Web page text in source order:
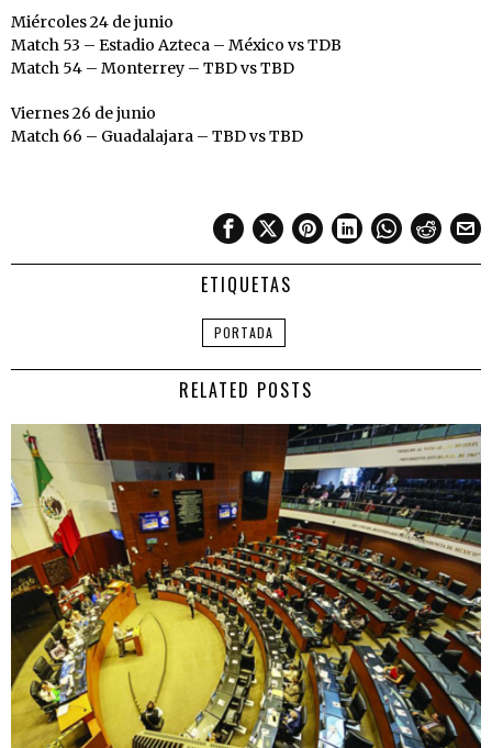
Miércoles 24 de junio
Match 53 – Estadio Azteca – México vs TDB
Match 54 – Monterrey – TBD vs TBD
Viernes 26 de junio
Match 66 – Guadalajara – TBD vs TBD
ETIQUETAS
PORTADA
RELATED POSTS